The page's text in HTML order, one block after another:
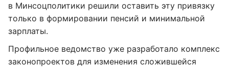
в Минсоцполитики решили оставить эту привязку
только в формировании пенсий и минимальной
зарплаты.
Профильное ведомство уже разработало комплекс
законопроектов для изменения сложившейся